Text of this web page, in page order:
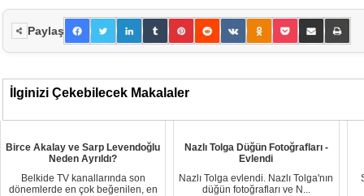
Paylaş
İlginizi Çekebilecek Makalaler
Birce Akalay ve Sarp Levendoğlu
Neden Ayrıldı?
Belkide TV kanallarında son
dönemlerde en çok beğenilen, en
Nazlı Tolga Düğün Fotoğrafları -
Evlendi
Nazlı Tolga evlendi. Nazlı Tolga'nın
düğün fotoğrafları ve N...